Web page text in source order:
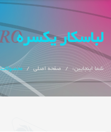
لباسکار یکسره
شما اینجایین: صفحه اصلی محصولات